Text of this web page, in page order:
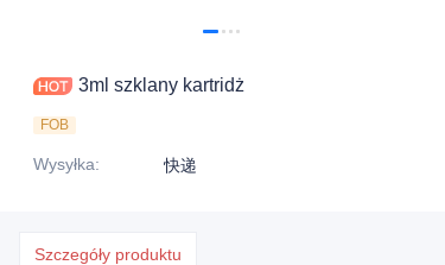
3ml szklany kartridż
FOB
Wysyłka: 快递
Szczegóły produktu